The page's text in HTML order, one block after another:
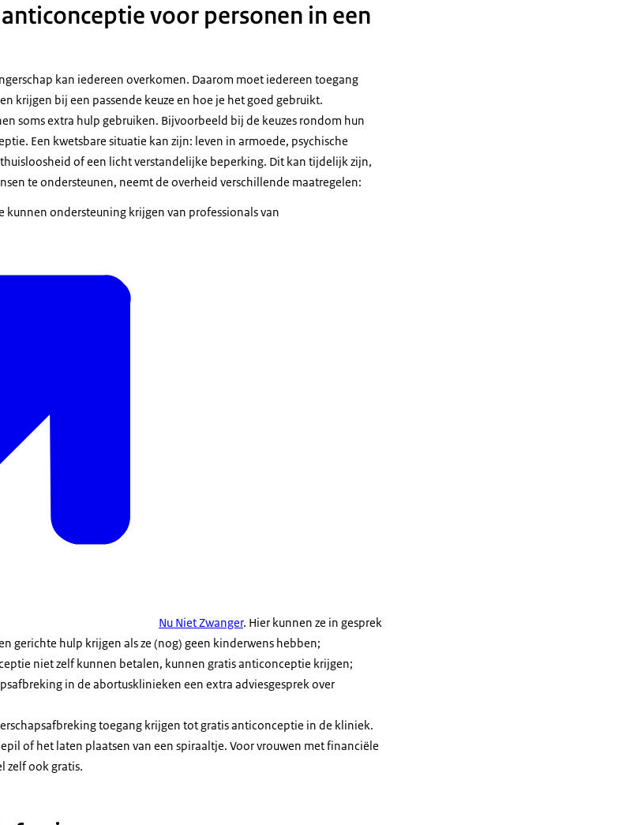
voor personen in een
kan iedereen overkomen. Daarom moet iedereen toegang
krijgen bij een passende keuze en hoe je het goed gebruikt.
soms extra hulp gebruiken. Bijvoorbeeld bij de keuzes rondom hun
Een kwetsbare situatie kan zijn: leven in armoede, psychische
of een licht verstandelijke beperking. Dit kan tijdelijk zijn,
te ondersteunen, neemt de overheid verschillende maatregelen:
kunnen ondersteuning krijgen van professionals van
Nu Niet Zwanger. Hier kunnen ze in gesprek
gerichte hulp krijgen als ze (nog) geen kinderwens hebben;
niet zelf kunnen betalen, kunnen gratis anticonceptie krijgen;
in de abortusklinieken een extra adviesgesprek over
toegang krijgen tot gratis anticonceptie in de kliniek.
of het laten plaatsen van een spiraaltje. Voor vrouwen met financiële
zelf ook gratis.